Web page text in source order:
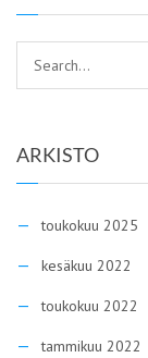
ARKISTO
toukokuu 2025
kesäkuu 2022
toukokuu 2022
tammikuu 2022